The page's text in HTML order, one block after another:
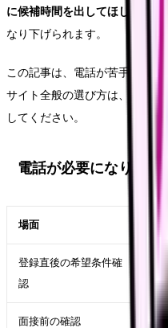
に候補時間を出してほしい
と
なり下げられます。
この記事は、電話が苦手な看
サイト全般の選び方は、
看護
してください。
電話が必要になりやす
場面
登録直後の希望条件確
認
面接前の確認